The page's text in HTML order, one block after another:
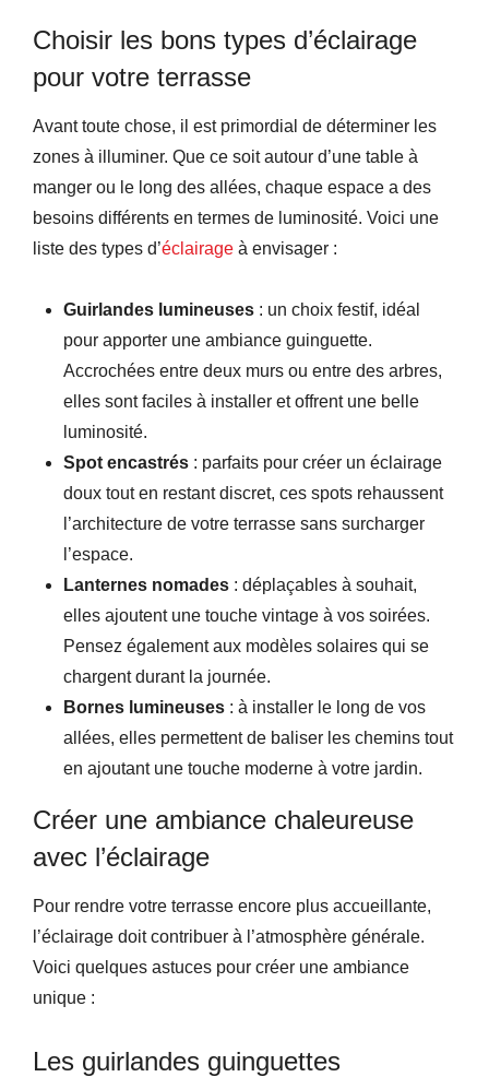
Choisir les bons types d’éclairage
pour votre terrasse
Avant toute chose, il est primordial de déterminer les
zones à illuminer. Que ce soit autour d’une table à
manger ou le long des allées, chaque espace a des
besoins différents en termes de luminosité. Voici une
liste des types d’éclairage à envisager :
Guirlandes lumineuses : un choix festif, idéal
pour apporter une ambiance guinguette.
Accrochées entre deux murs ou entre des arbres,
elles sont faciles à installer et offrent une belle
luminosité.
Spot encastrés : parfaits pour créer un éclairage
doux tout en restant discret, ces spots rehaussent
l’architecture de votre terrasse sans surcharger
l’espace.
Lanternes nomades : déplaçables à souhait,
elles ajoutent une touche vintage à vos soirées.
Pensez également aux modèles solaires qui se
chargent durant la journée.
Bornes lumineuses : à installer le long de vos
allées, elles permettent de baliser les chemins tout
en ajoutant une touche moderne à votre jardin.
Créer une ambiance chaleureuse
avec l’éclairage
Pour rendre votre terrasse encore plus accueillante,
l’éclairage doit contribuer à l’atmosphère générale.
Voici quelques astuces pour créer une ambiance
unique :
Les guirlandes guinguettes